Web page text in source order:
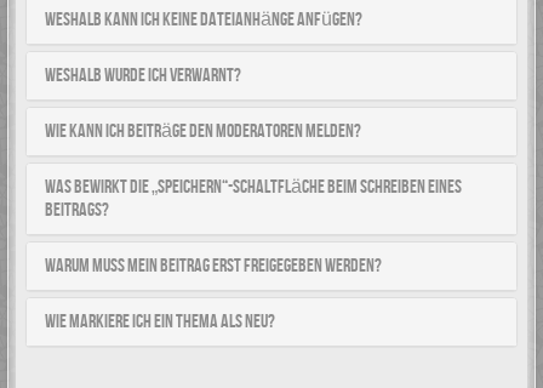
Weshalb kann ich keine Dateianhänge anfügen?
Weshalb wurde ich verwarnt?
Wie kann ich Beiträge den Moderatoren melden?
Was bewirkt die „Speichern“-Schaltfläche beim Schreiben eines
Beitrags?
Warum muss mein Beitrag erst freigegeben werden?
Wie markiere ich ein Thema als neu?